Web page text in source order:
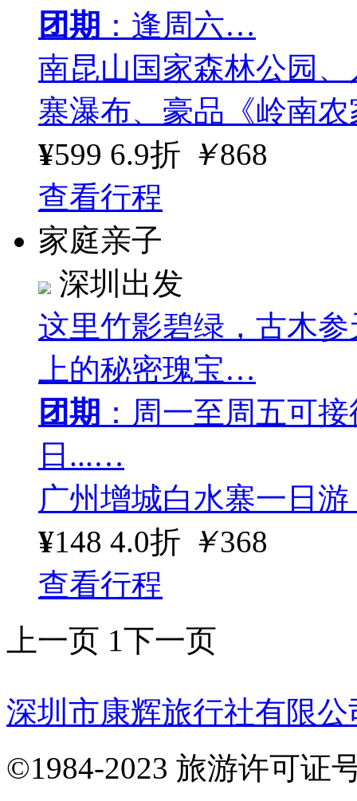
团期 ：逢周六…
南昆山国家森林公园
寨瀑布、豪品《岭南
¥599 6.9折 ￥868
查看行程
家庭亲子
深圳出发
这里竹影碧绿，古木
上的秘密瑰宝…
团期 ：周一至周五可
日...…
广州增城白水寨一日
¥148 4.0折 ￥368
查看行程
上一页 1下一页
深圳市康辉旅行社有限
©1984-2023 旅游许可证